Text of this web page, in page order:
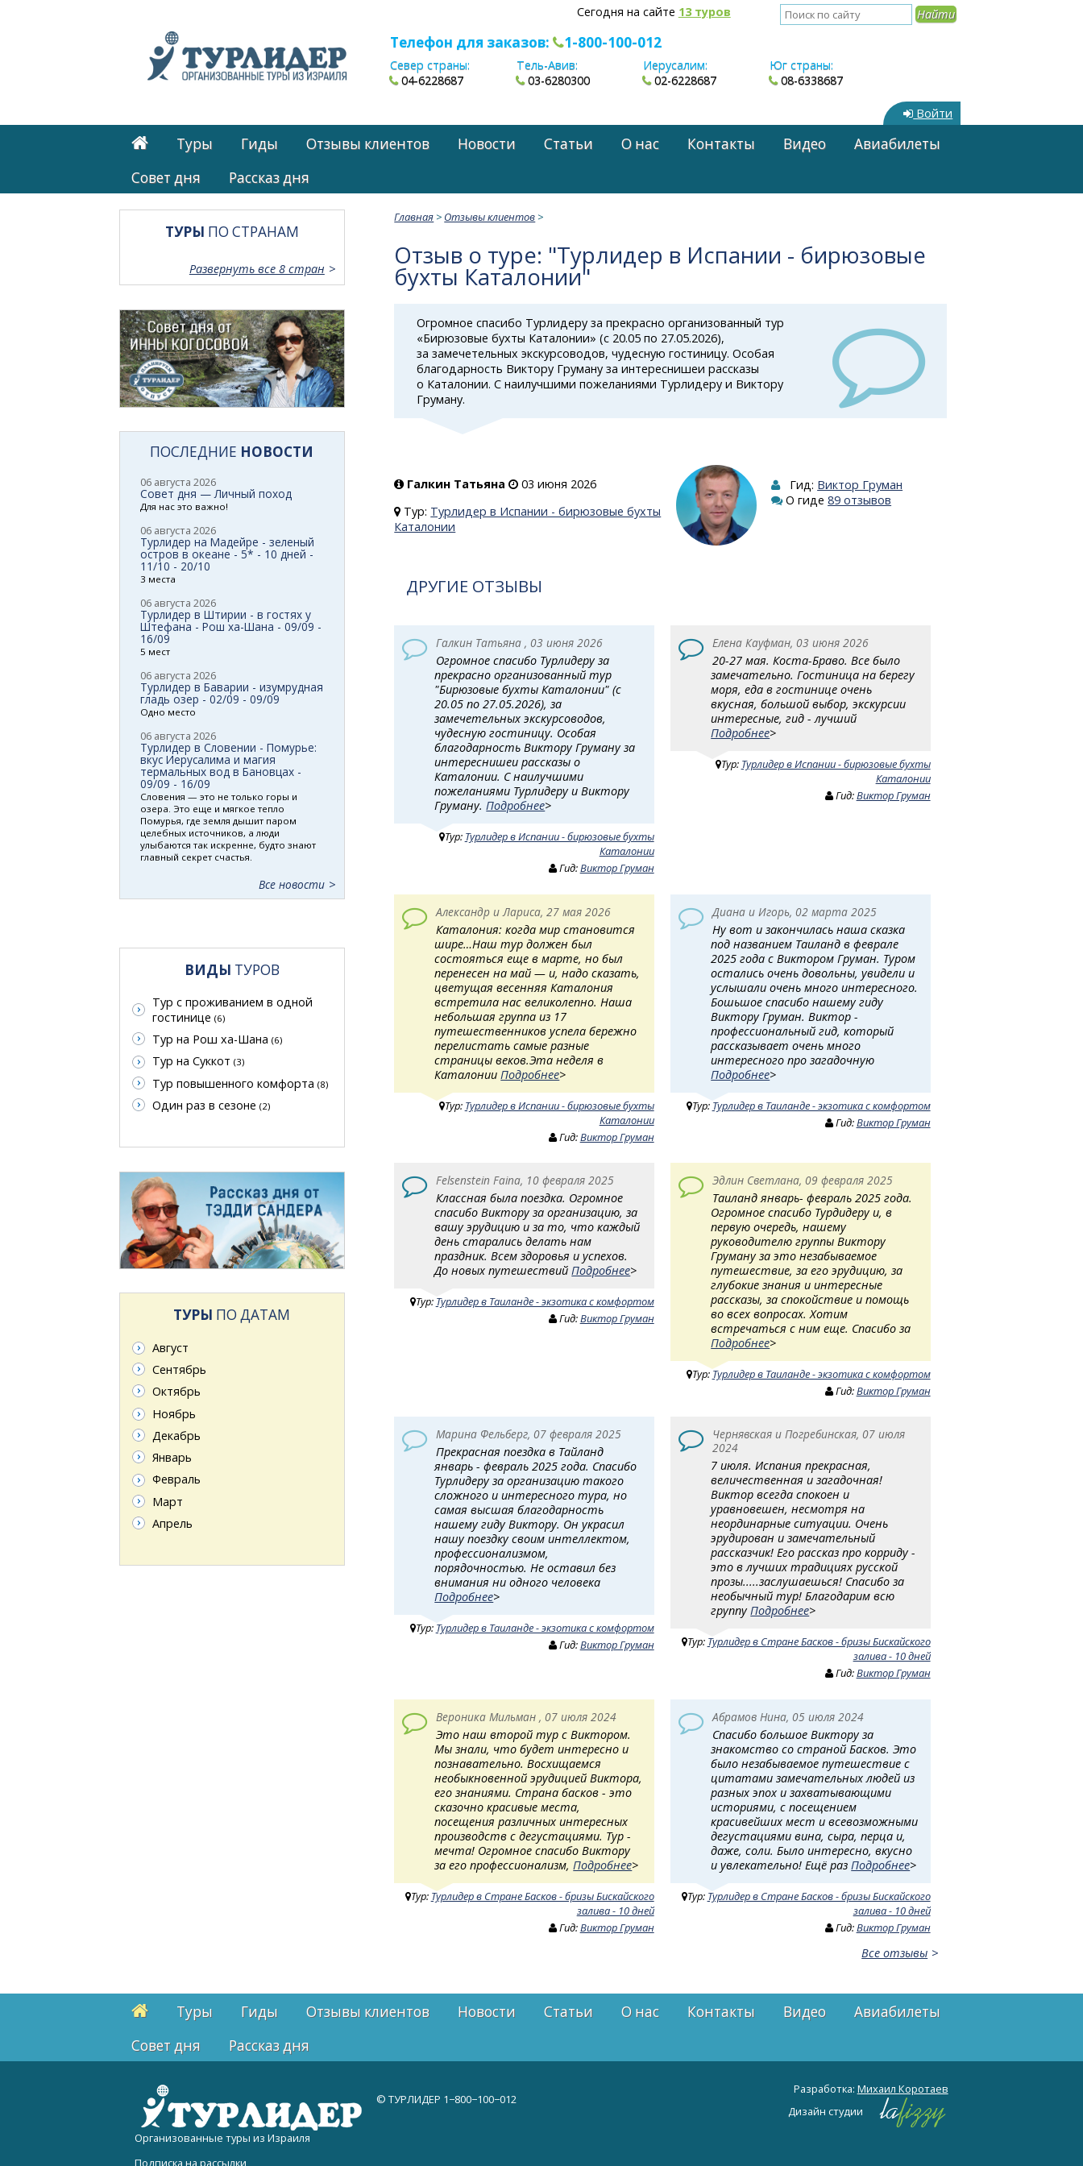
Сегодня на сайте 13 туров
Телефон для заказов: 1-800-100-012
Север страны:
04-6228687
Тель-Авив:
03-6280300
Иерусалим:
02-6228687
Юг страны:
08-6338687
Войти
Туры Гиды Отзывы клиентов Новости Статьи О нас Контакты Видео
Авиабилеты
Cовет дня
Рассказ дня
Главная > Отзывы клиентов >
Отзыв о туре: "Турлидер в Испании - бирюзовые
бухты Каталонии"
Огромное спасибо Турлидеру за прекрасно организованный тур
«Бирюзовые бухты Каталонии» (с 20.05 по 27.05.2026),
за замечетельных экскурсоводов, чудесную гостиницу. Особая
благодарность Виктору Груману за интереснишеи рассказы
о Каталонии. С наилучшими пожеланиями Турлидеру и Виктору
Груману.
Галкин Татьяна
03 июня 2026
Тур: Турлидер в Испании - бирюзовые бухты
Каталонии
Гид: Виктор Груман
О гиде89 отзывов
ДРУГИЕ ОТЗЫВЫ
Галкин Татьяна , 03 июня 2026
Огромное спасибо Турлидеру за
прекрасно организованный тур
"Бирюзовые бухты Каталонии" (с
20.05 по 27.05.2026), за
замечетельных экскурсоводов,
чудесную гостиницу. Особая
благодарность Виктору Груману за
интереснишеи рассказы о
Каталонии. С наилучшими
пожеланиями Турлидеру и Виктору
Груману.Подробнее>
Тур: Турлидер в Испании - бирюзовые бухты
Каталонии
Гид:Виктор Груман
Елена Кауфман, 03 июня 2026
20-27 мая. Коста-Браво. Все было
замечательно. Гостиница на берегу
моря, еда в гостинице очень
вкусная, большой выбор, экскурсии
интересные, гид - лучший
Подробнее>
Тур: Турлидер в Испании - бирюзовые бухты
Каталонии
Гид:Виктор Груман
Александр и Лариса, 27 мая 2026
Каталония: когда мир становится
шире… ​Наш тур должен был
состояться еще в марте, но был
перенесен на май — и, надо сказать,
цветущая весенняя Каталония
встретила нас великолепно. Наша
небольшая группа из 17
путешественников успела бережно
перелистать самые разные
страницы веков. ​Эта неделя в
Каталонии Подробнее>
Тур: Турлидер в Испании - бирюзовые бухты
Каталонии
Гид:Виктор Груман
Диана и Игорь, 02 марта 2025
Ну вот и закончилась наша сказка
под названием Таиланд в феврале
2025 года с Виктором Груман. Туром
остались очень довольны, увидели и
услышали очень много интересного.
Бошьшое спасибо нашему гиду
Виктору Груман. Виктор -
профессиональный гид, который
рассказывает очень много
интересного про загадочную
Подробнее>
Тур: Турлидер в Таиланде - экзотика с комфортом
Гид:Виктор Груман
Felsenstein Faina, 10 февраля 2025
Классная была поездка. Огромное
спасибо Виктору за организацию, за
вашу эрудицию и за то, что каждый
день старались делать нам
праздник. Всем здоровья и успехов.
До новых путешествийПодробнее>
Тур: Турлидер в Таиланде - экзотика с комфортом
Гид:Виктор Груман
Эдлин Светлана, 09 февраля 2025
Таиланд январь- февраль 2025 года.
Огромное спасибо Турдидеру и, в
первую очередь, нашему
руководителю группы Виктору
Груману за это незабываемое
путешествие, за его эрудицию, за
глубокие знания и интересные
рассказы, за спокойствие и помощь
во всех вопросах. Хотим
встречаться с ним еще. Спасибо за
Подробнее>
Тур:Турлидер в Таиланде - экзотика с комфортом
Гид:Виктор Груман
Марина Фельберг, 07 февраля 2025
Прекрасная поездка в Тайланд
январь - февраль 2025 года. Спасибо
Турлидеру за организацию такого
сложного и интересного тура, но
самая высшая благодарность
нашему гиду Виктору. Он украсил
нашу поездку своим интеллектом,
профессионализмом,
порядочностью. Не оставил без
внимания ни одного человека
Подробнее>
Тур: Турлидер в Таиланде - экзотика с комфортом
Гид:Виктор Груман
Чернявская и Погребинская, 07 июля
2024
7 июля. Испания прекрасная,
величественная и загадочная!
Виктор всегда спокоен и
уравновешен, несмотря на
неординарные ситуации. Очень
эрудирован и замечательный
рассказчик! Его рассказ про корриду -
это в лучших традициях русской
прозы.....заслушаешься! Спасибо за
необычный тур! Благодарим всю
группуПодробнее>
Тур: Турлидер в Стране Басков - бризы Бискайского
залива - 10 дней
Гид:Виктор Груман
Вероника Мильман , 07 июля 2024
Это наш второй тур с Виктором.
Мы знали, что будет интересно и
познавательно. Восхищаемся
необыкновенной эрудицией Виктора,
его знаниями. Страна басков - это
сказочно красивые места,
посещения различных интересных
производств с дегустациями. Тур -
мечта! Огромное спасибо Виктору
за его профессионализм, Подробнее>
Тур: Турлидер в Стране Басков - бризы Бискайского
залива - 10 дней
Гид:Виктор Груман
Абрамов Нина, 05 июля 2024
Спасибо большое Виктору за
знакомство со страной Басков. Это
было незабываемое путешествие с
цитатами замечательных людей из
разных эпох и захватывающими
историями, с посещением
красивейших мест и всевозможными
дегустациями вина, сыра, перца и,
даже, соли. Было интересно, вкусно
и увлекательно! Ещё раз Подробнее>
Тур: Турлидер в Стране Басков - бризы Бискайского
залива - 10 дней
Гид:Виктор Груман
Все отзывы
ТУРЫ ПО СТРАНАМ
Развернуть все 8 стран
ПОСЛЕДНИЕ НОВОСТИ
06 августа 2026
Совет дня — Личный поход
Для нас это важно!
06 августа 2026
Турлидер на Мадейре - зеленый
остров в океане - 5* - 10 дней -
11/10 - 20/10
3 места
06 августа 2026
Турлидер в Штирии - в гостях у
Штефана - Рош ха-Шана - 09/09 -
16/09
5 мест
06 августа 2026
Турлидер в Баварии - изумрудная
гладь озер - 02/09 - 09/09
Одно место
06 августа 2026
Турлидер в Словении - Помурье:
вкус Иерусалима и магия
термальных вод в Бановцах -
09/09 - 16/09
Словения — это не только горы и
озера. Это еще и мягкое тепло
Помурья, где земля дышит паром
целебных источников, а люди
улыбаются так искренне, будто знают
главный секрет счастья.
Все новости
ВИДЫ ТУРОВ
Тур с проживанием в одной
гостинице (6)
Тур на Рош ха-Шана (6)
Тур на Суккот (3)
Тур повышенного комфорта (8)
Один раз в сезоне (2)
ТУРЫ ПО ДАТАМ
Август
Сентябрь
Октябрь
Ноябрь
Декабрь
Январь
Февраль
Март
Апрель
Туры Гиды Отзывы клиентов Новости Статьи О нас Контакты Видео
Авиабилеты
Cовет дня
Рассказ дня
© ТУРЛИДЕР 1−800−100−012
Организованные туры из Израиля
Подписка на рассылки
Разработка: Михаил Коротаев
Дизайн студии